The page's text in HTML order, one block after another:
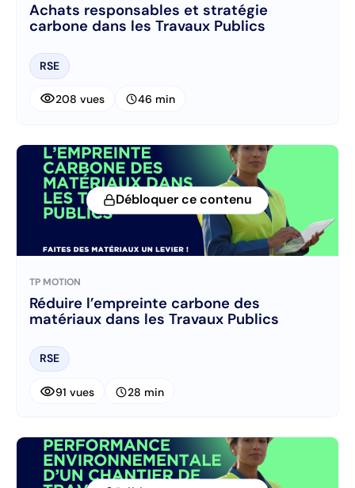
Achats responsables et stratégie
carbone dans les Travaux Publics
RSE
visibility208 vues schedule46 min
Débloquer ce contenu
TP MOTION
Réduire l’empreinte carbone des
matériaux dans les Travaux Publics
RSE
visibility91 vues schedule28 min